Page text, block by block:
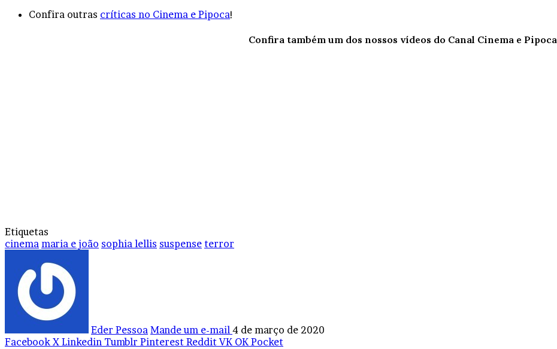
Confira outras críticas no Cinema e Pipoca!
Confira também um dos nossos vídeos do Canal Cinema e Pipoca
Etiquetas
cinema maria e joão sophia lellis suspense terror
Eder Pessoa Mande um e-mail 4 de março de 2020
Facebook X Linkedin Tumblr Pinterest Reddit VK OK Pocket